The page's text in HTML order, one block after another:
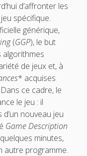
d’affronter les
spécifique.
générique,
(GGP), le but
de jeux et, à
* acquises
ce cadre, le
le jeu : il
nouveau jeu
Game Description
minutes,
autre programme.